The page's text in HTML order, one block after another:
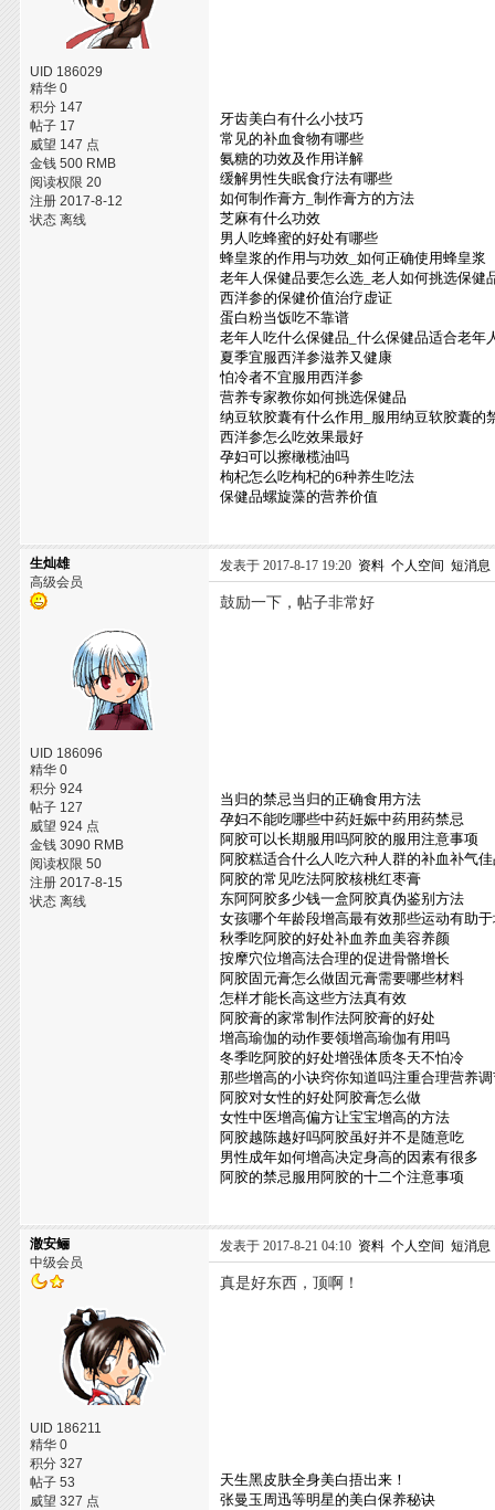
UID 186029
精华 0
积分 147
帖子 17
威望 147 点
金钱 500 RMB
阅读权限 20
注册 2017-8-12
状态 离线
牙齿美白有什么小技巧
常见的补血食物有哪些
氨糖的功效及作用详解
缓解男性失眠食疗法有哪些
如何制作膏方_制作膏方的方法
芝麻有什么功效
男人吃蜂蜜的好处有哪些
蜂皇浆的作用与功效_如何正确使用蜂皇浆
老年人保健品要怎么选_老人如何挑选保健
西洋参的保健价值治疗虚证
蛋白粉当饭吃不靠谱
老年人吃什么保健品_什么保健品适合老年
夏季宜服西洋参滋养又健康
怕冷者不宜服用西洋参
营养专家教你如何挑选保健品
纳豆软胶囊有什么作用_服用纳豆软胶囊的
西洋参怎么吃效果最好
孕妇可以擦橄榄油吗
枸杞怎么吃枸杞的6种养生吃法
保健品螺旋藻的营养价值
生灿雄
高级会员
UID 186096
精华 0
积分 924
帖子 127
威望 924 点
金钱 3090 RMB
阅读权限 50
注册 2017-8-15
状态 离线
发表于 2017-8-17 19:20 资料 个人空间 短消息
鼓励一下，帖子非常好
当归的禁忌当归的正确食用方法
孕妇不能吃哪些中药妊娠中药用药禁忌
阿胶可以长期服用吗阿胶的服用注意事项
阿胶糕适合什么人吃六种人群的补血补气
阿胶的常见吃法阿胶核桃红枣膏
东阿阿胶多少钱一盒阿胶真伪鉴别方法
女孩哪个年龄段增高最有效那些运动有助
秋季吃阿胶的好处补血养血美容养颜
按摩穴位增高法合理的促进骨骼增长
阿胶固元膏怎么做固元膏需要哪些材料
怎样才能长高这些方法真有效
阿胶膏的家常制作法阿胶膏的好处
增高瑜伽的动作要领增高瑜伽有用吗
冬季吃阿胶的好处增强体质冬天不怕冷
那些增高的小诀窍你知道吗注重合理营养
阿胶对女性的好处阿胶膏怎么做
女性中医增高偏方让宝宝增高的方法
阿胶越陈越好吗阿胶虽好并不是随意吃
男性成年如何增高决定身高的因素有很多
阿胶的禁忌服用阿胶的十二个注意事项
澈安鲡
中级会员
UID 186211
精华 0
积分 327
帖子 53
威望 327 点
发表于 2017-8-21 04:10 资料 个人空间 短消息
真是好东西，顶啊！
天生黑皮肤全身美白捂出来！
张曼玉周迅等明星的美白保养秘诀